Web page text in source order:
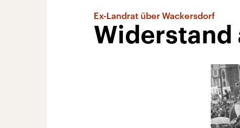
Ex-Landrat über Wackersdorf